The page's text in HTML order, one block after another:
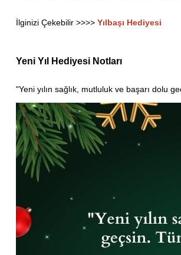
İlginizi Çekebilir >>>> Yılbaşı Hediyesi
Yeni Yıl Hediyesi Notları
"Yeni yılın sağlık, mutluluk ve başarı dolu